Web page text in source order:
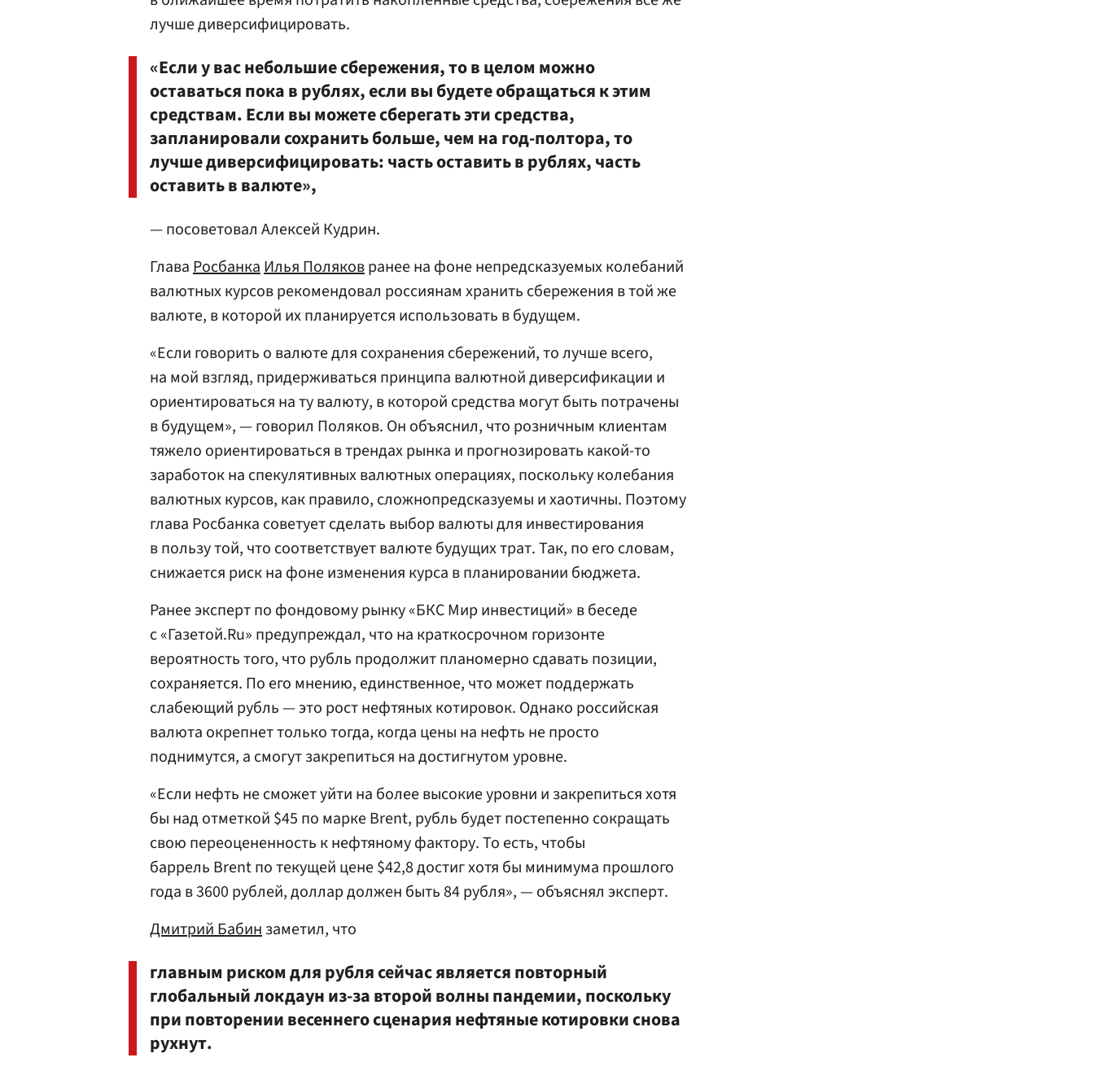
лучше диверсифицировать.
«Если у вас небольшие сбережения, то в целом можно
оставаться пока в рублях, если вы будете обращаться к этим
средствам. Если вы можете сберегать эти средства,
запланировали сохранить больше, чем на год-полтора, то
лучше диверсифицировать: часть оставить в рублях, часть
оставить в валюте»,
— посоветовал Алексей Кудрин.
ГлаваРосбанкаИлья Поляковранее на фоне непредсказуемых колебаний
валютных курсов рекомендовал россиянам хранить сбережения в той же
валюте, в которой их планируется использовать в будущем.
«Если говорить о валюте для сохранения сбережений, то лучше всего,
на мой взгляд, придерживаться принципа валютной диверсификации и
ориентироваться на ту валюту, в которой средства могут быть потрачены
в будущем», — говорил Поляков. Он объяснил, что розничным клиентам
тяжело ориентироваться в трендах рынка и прогнозировать какой-то
заработок на спекулятивных валютных операциях, поскольку колебания
валютных курсов, как правило, сложнопредсказуемы и хаотичны. Поэтому
глава Росбанка советует сделать выбор валюты для инвестирования
в пользу той, что соответствует валюте будущих трат. Так, по его словам,
снижается риск на фоне изменения курса в планировании бюджета.
Ранее эксперт по фондовому рынку «БКС Мир инвестиций» в беседе
с «Газетой.Ru» предупреждал, что на краткосрочном горизонте
вероятность того, что рубль продолжит планомерно сдавать позиции,
сохраняется. По его мнению, единственное, что может поддержать
слабеющий рубль — это рост нефтяных котировок. Однако российская
валюта окрепнет только тогда, когда цены на нефть не просто
поднимутся, а смогут закрепиться на достигнутом уровне.
«Если нефть не сможет уйти на более высокие уровни и закрепиться хотя
бы над отметкой $45 по марке Brent, рубль будет постепенно сокращать
свою переоцененность к нефтяному фактору. То есть, чтобы
баррель Brent по текущей цене $42,8 достиг хотя бы минимума прошлого
года в 3600 рублей, доллар должен быть 84 рубля», — объяснял эксперт.
Дмитрий Бабинзаметил, что
главным риском для рубля сейчас является повторный
глобальный локдаун из-за второй волны пандемии, поскольку
при повторении весеннего сценария нефтяные котировки снова
рухнут.